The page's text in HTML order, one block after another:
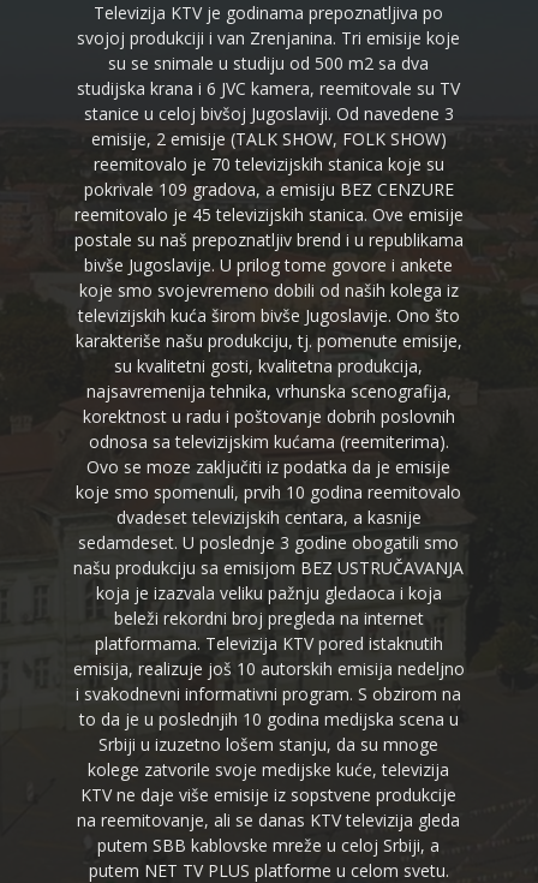
Televizija KTV je godinama prepoznatljiva po
svojoj produkciji i van Zrenjanina. Tri emisije koje
su se snimale u studiju od 500 m2 sa dva
studijska krana i 6 JVC kamera, reemitovale su TV
stanice u celoj bivšoj Jugoslaviji. Od navedene 3
emisije, 2 emisije (TALK SHOW, FOLK SHOW)
reemitovalo je 70 televizijskih stanica koje su
pokrivale 109 gradova, a emisiju BEZ CENZURE
reemitovalo je 45 televizijskih stanica. Ove emisije
postale su naš prepoznatljiv brend i u republikama
bivše Jugoslavije. U prilog tome govore i ankete
koje smo svojevremeno dobili od naših kolega iz
televizijskih kuća širom bivše Jugoslavije. Ono što
karakteriše našu produkciju, tj. pomenute emisije,
su kvalitetni gosti, kvalitetna produkcija,
najsavremenija tehnika, vrhunska scenografija,
korektnost u radu i poštovanje dobrih poslovnih
odnosa sa televizijskim kućama (reemiterima).
Ovo se moze zaključiti iz podatka da je emisije
koje smo spomenuli, prvih 10 godina reemitovalo
dvadeset televizijskih centara, a kasnije
sedamdeset. U poslednje 3 godine obogatili smo
našu produkciju sa emisijom BEZ USTRUČAVANJA
koja je izazvala veliku pažnju gledaoca i koja
beleži rekordni broj pregleda na internet
platformama. Televizija KTV pored istaknutih
emisija, realizuje još 10 autorskih emisija nedeljno
i svakodnevni informativni program. S obzirom na
to da je u poslednjih 10 godina medijska scena u
Srbiji u izuzetno lošem stanju, da su mnoge
kolege zatvorile svoje medijske kuće, televizija
KTV ne daje više emisije iz sopstvene produkcije
na reemitovanje, ali se danas KTV televizija gleda
putem SBB kablovske mreže u celoj Srbiji, a
putem NET TV PLUS platforme u celom svetu.